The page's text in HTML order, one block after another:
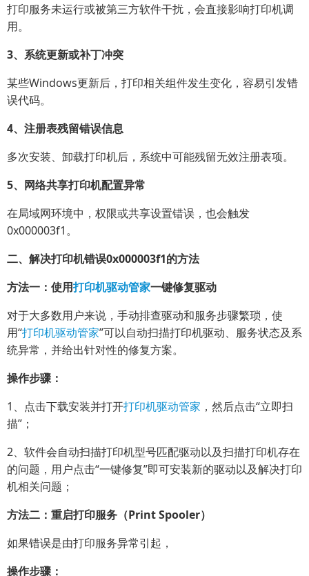
打印服务未运行或被第三方软件干扰，会直接影响打印机调
用。
3、系统更新或补丁冲突
某些Windows更新后，打印相关组件发生变化，容易引发错
误代码。
4、注册表残留错误信息
多次安装、卸载打印机后，系统中可能残留无效注册表项。
5、网络共享打印机配置异常
在局域网环境中，权限或共享设置错误，也会触发
0x000003f1。
二、解决打印机错误0x000003f1的方法
方法一：使用打印机驱动管家一键修复驱动
对于大多数用户来说，手动排查驱动和服务步骤繁琐，使
用“打印机驱动管家”可以自动扫描打印机驱动、服务状态及系
统异常，并给出针对性的修复方案。
操作步骤：
1、点击下载安装并打开打印机驱动管家 ，然后点击“立即扫
描”；
2、软件会自动扫描打印机型号匹配驱动以及扫描打印机存在
的问题，用户点击“一键修复”即可安装新的驱动以及解决打印
机相关问题；
方法二：重启打印服务（Print Spooler）
如果错误是由打印服务异常引起，
操作步骤：